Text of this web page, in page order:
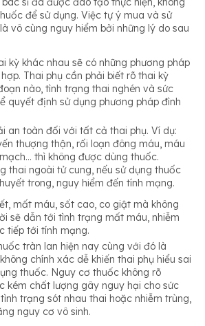
để sử dụng. Việc tự ý mua và sử
vô cùng nguy hiểm bởi những lý do sau
kỳ khác nhau sẽ có những phương pháp
Thai phụ cần phải biết rõ thai kỳ
nào, tình trạng thai nghén và sức
quyết định sử dụng phương pháp đình
an toàn đối với tất cả thai phụ. Ví dụ:
thượng thận, rối loạn đông máu, máu
thì không được dùng thuốc.
thai ngoài tử cung, nếu sử dụng thuốc
trong, nguy hiểm đến tính mạng.
mất máu, sốt cao, co giật mà không
sẽ dẫn tới tình trạng mất máu, nhiễm
tiếp tới tính mạng.
tràn lan hiện nay cùng với đó là
chính xác dễ khiến thai phụ hiểu sai
thuốc. Nguy cơ thuốc không rõ
kém chất lượng gây nguy hại cho sức
trạng sót nhau thai hoặc nhiễm trùng,
nguy cơ vô sinh.